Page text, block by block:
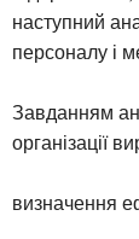
наступний
персоналу і
Завданням
організації
визначення